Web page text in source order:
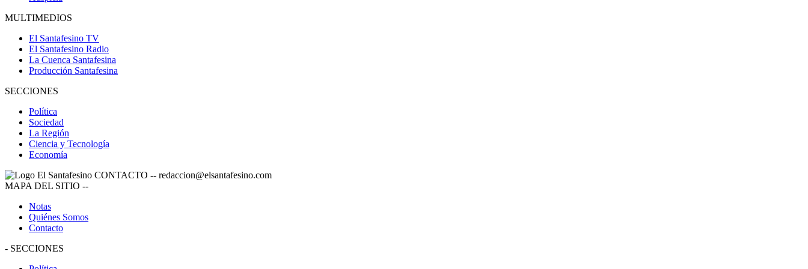
MULTIMEDIOS
El Santafesino TV
El Santafesino Radio
La Cuenca Santafesina
Producción Santafesina
SECCIONES
Política
Sociedad
La Región
Ciencia y Tecnología
Economía
CONTACTO -- redaccion@elsantafesino.com
MAPA DEL SITIO --
Notas
Quiénes Somos
Contacto
- SECCIONES